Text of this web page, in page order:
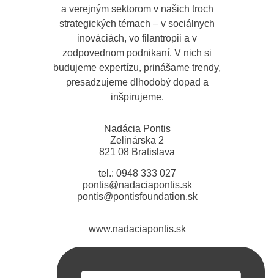
a verejným sektorom v našich troch
strategických témach – v sociálnych
inováciách, vo filantropii a v
zodpovednom podnikaní. V nich si
budujeme expertízu, prinášame trendy,
presadzujeme dlhodobý dopad a
inšpirujeme.
Nadácia Pontis
Zelinárska 2
821 08 Bratislava
tel.: 0948 333 027
pontis@nadaciapontis.sk
pontis@pontisfoundation.sk
www.nadaciapontis.sk